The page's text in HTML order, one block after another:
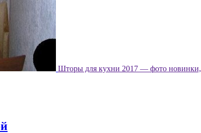
Шторы для кухни 2017 — фото новинки,